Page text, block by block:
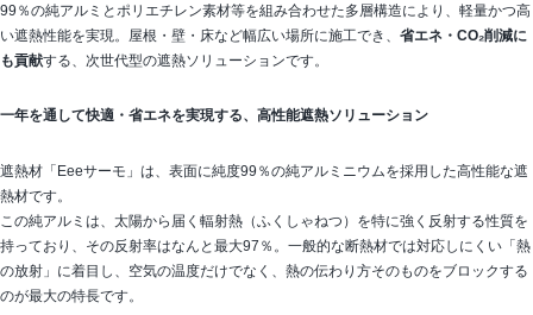
99％の純アルミとポリエチレン素材等を組み合わせた多層構造により、軽量かつ高
い遮熱性能を実現。屋根・壁・床など幅広い場所に施工でき、 省エネ・CO₂削減に
も貢献する、次世代型の遮熱ソリューションです。
一年を通して快適・省エネを実現する、高性能遮熱ソリューション
遮熱材「Eeeサーモ」は、表面に純度99％の純アルミニウムを採用した高性能な遮
熱材です。
この純アルミは、太陽から届く輻射熱（ふくしゃねつ）を特に強く反射する性質を
持っており、その反射率はなんと最大97％。一般的な断熱材では対応しにくい「熱
の放射」に着目し、空気の温度だけでなく、熱の伝わり方そのものをブロックする
のが最大の特長です。